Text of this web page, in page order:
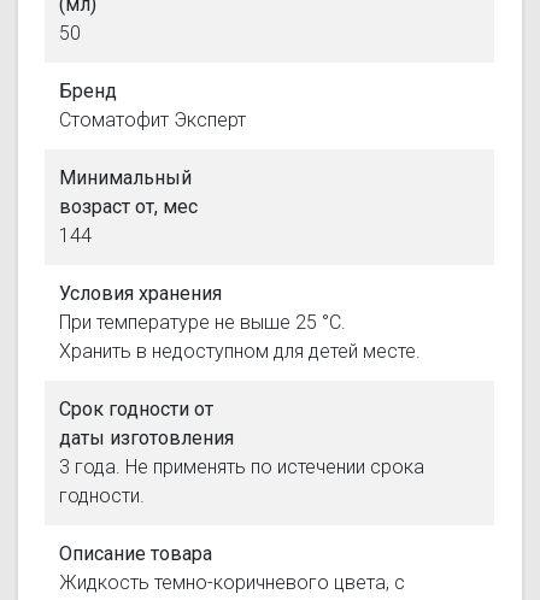
50
Бренд
Стоматофит Эксперт
Минимальный
возраст от, мес
144
Условия хранения
При температуре не выше 25 °С.
Хранить в недоступном для детей месте.
Срок годности от
даты изготовления
3 года. Не применять по истечении срока
годности.
Описание товара
Жидкость темно-коричневого цвета, с